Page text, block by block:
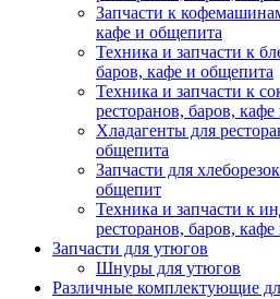
Запчасти к
кафе и общепита
Техника и запчасти к
баров, кафе и общепита
Техника и запчасти к
ресторанов, баров,
Хладагенты для
общепита
Запчасти для
общепит
Техника и запчасти к
ресторанов, баров,
Запчасти для утюгов
Шнуры для утюгов
Различные комплектующие